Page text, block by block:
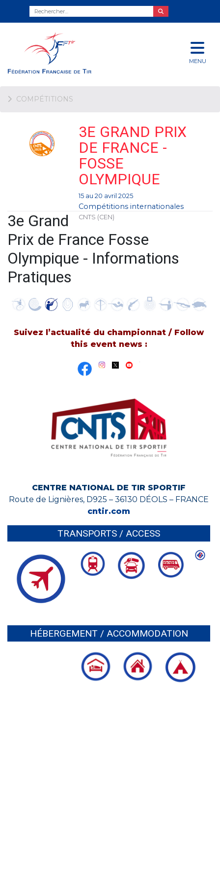
MENU
COMPÉTITIONS
3E GRAND PRIX
DE FRANCE -
FOSSE
OLYMPIQUE
15 au 20 avril 2025
Compétitions internationales
CNTS (CEN)
3e Grand
Prix de France Fosse
Olympique - Informations
Pratiques
Suivez l’actualité du championnat / Follow
this event news :
CENTRE NATIONAL DE TIR SPORTIF
Route de Lignières, D925 – 36130 DÉOLS – FRANCE
cntir.com
TRANSPORTS / ACCESS
HÉBERGEMENT / ACCOMMODATION